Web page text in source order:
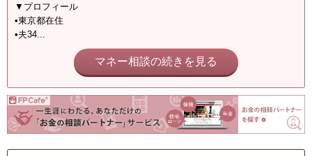
▼プロフィール
•東京都在住
•夫34...
マネー相談の続きを見る